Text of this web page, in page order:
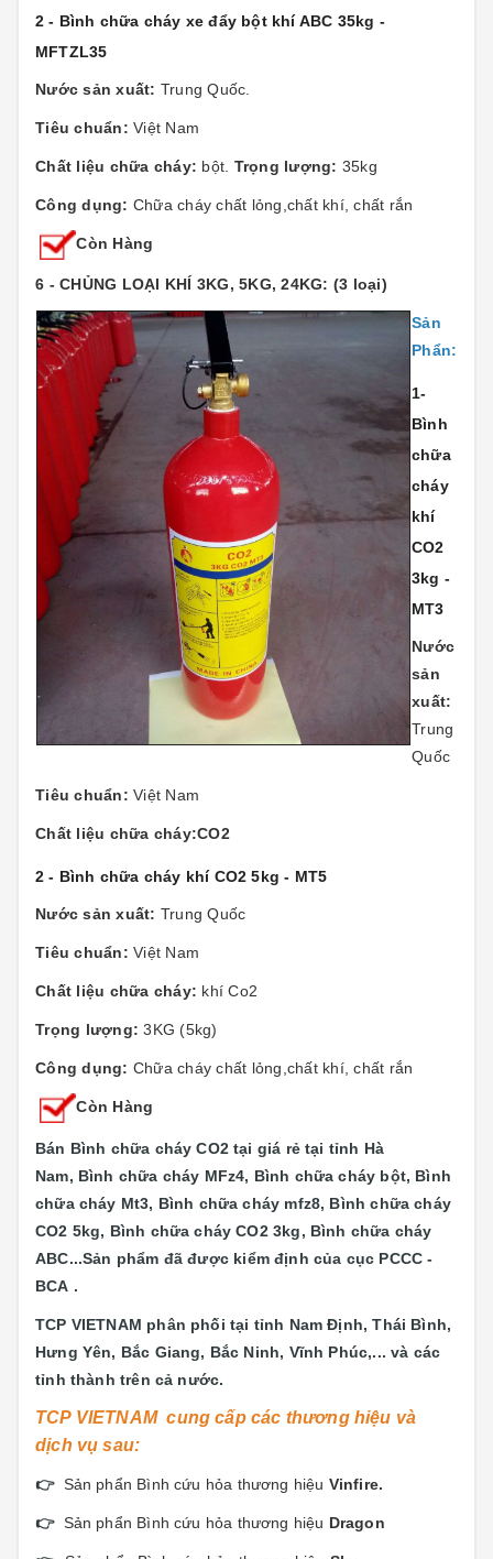
2 - Bình chữa cháy xe đẩy bột khí ABC 35kg -
MFTZL35
Nước sản xuất: Trung Quốc.
Tiêu chuẩn: Việt Nam
Chất liệu chữa cháy: bột. Trọng lượng: 35kg
Công dụng: Chữa cháy chất lỏng,chất khí, chất rắn
Còn Hàng
6 - CHỦNG LOẠI KHÍ 3KG, 5KG, 24KG: (3 loại)
Sản
Phẩn:
1-
Bình
chữa
cháy
khí
CO2
3kg -
MT3
Nước
sản
xuất:
Trung
Quốc
Tiêu chuẩn: Việt Nam
Chất liệu chữa cháy:CO2
2 - Bình chữa cháy khí CO2 5kg - MT5
Nước sản xuất: Trung Quốc
Tiêu chuẩn: Việt Nam
Chất liệu chữa cháy: khí Co2
Trọng lượng: 3KG (5kg)
Công dụng: Chữa cháy chất lỏng,chất khí, chất rắn
Còn Hàng
Bán Bình chữa cháy CO2 tại giá rẻ tại tỉnh Hà
Nam, Bình chữa cháy MFz4, Bình chữa cháy bột, Bình
chữa cháy Mt3, Bình chữa cháy mfz8, Bình chữa cháy
CO2 5kg, Bình chữa cháy CO2 3kg, Bình chữa cháy
ABC...Sản phẩm đã được kiểm định của cục PCCC -
BCA .
TCP VIETNAM phân phối tại tỉnh Nam Định, Thái Bình,
Hưng Yên, Bắc Giang, Bắc Ninh, Vĩnh Phúc,... và các
tỉnh thành trên cả nước.
TCP VIETNAM cung cấp các thương hiệu và
dịch vụ sau:
👉 Sản phẩn Bình cứu hỏa thương hiệu Vinfire.
👉 Sản phẩn Bình cứu hỏa thương hiệu Dragon